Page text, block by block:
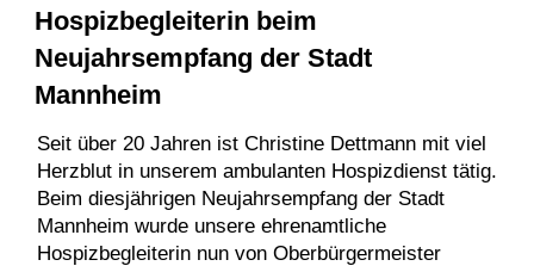
Hospizbegleiterin beim
Neujahrsempfang der Stadt
Mannheim
Seit über 20 Jahren ist Christine Dettmann mit viel
Herzblut in unserem ambulanten Hospizdienst tätig.
Beim diesjährigen Neujahrsempfang der Stadt
Mannheim wurde unsere ehrenamtliche
Hospizbegleiterin nun von Oberbürgermeister